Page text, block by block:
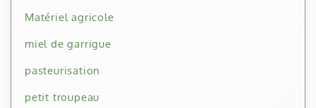
Matériel agricole
miel de garrigue
pasteurisation
petit troupeau